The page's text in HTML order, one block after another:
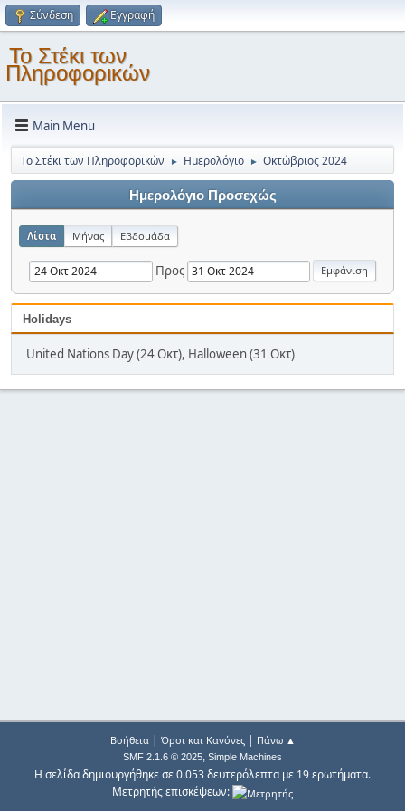
Σύνδεση Εγγραφή
Το Στέκι των
Πληροφορικών
Main Menu
Το Στέκι των Πληροφορικών ► Ημερολόγιο ► Οκτώβριος 2024
Ημερολόγιο Προσεχώς
Λίστα Μήνας Εβδομάδα
Προς
Holidays
United Nations Day (24 Οκτ), Halloween (31 Οκτ)
Βοήθεια| Όροι και Κανόνες| Πάνω ▲
SMF 2.1.6 © 2025, Simple Machines
Η σελίδα δημιουργήθηκε σε 0.053 δευτερόλεπτα με 19 ερωτήματα.
Μετρητής επισκέψεων: